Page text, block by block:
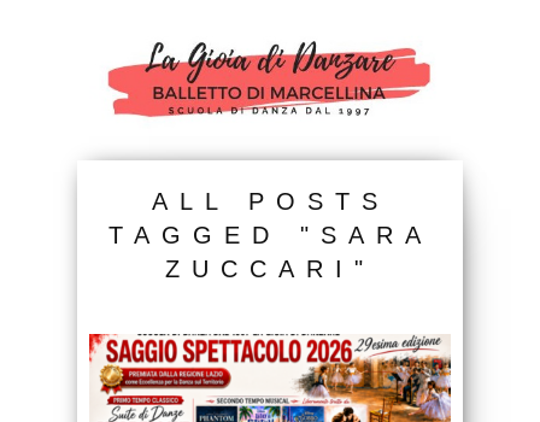
ALL POSTS
TAGGED "SARA
ZUCCARI"